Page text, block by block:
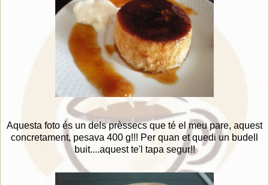
Aquesta foto és un dels prèssecs que té el meu pare, aquest
concretament, pesava 400 g!!! Per quan et quedi un budell
buit....aquest te'l tapa segur!!